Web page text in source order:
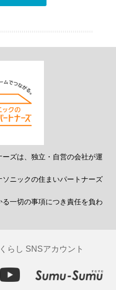
ズは、独立・自営の会社が運
ニックの住まいパートナーズ
一切の事項につき責任を負わ
らし SNSアカウント